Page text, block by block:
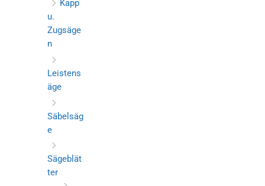
Kapp
u.
Zugsäge
n
Leistens
äge
Säbelsäg
e
Sägeblät
ter